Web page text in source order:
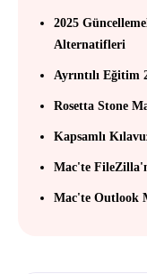
2025
Alternatifleri
Ayrıntılı Eğitim
Rosetta Stone
Kapsamlı
Mac'te
Mac'te Outlook